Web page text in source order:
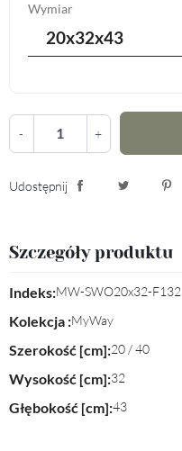
Wymiar
- +
Udostępnij
Szczegóły produktu
Indeks:MW-SWO20x32-F132
Kolekcja :MyWay
Szerokość [cm]:20 / 40
Wysokość [cm]:32
Głębokość [cm]:43